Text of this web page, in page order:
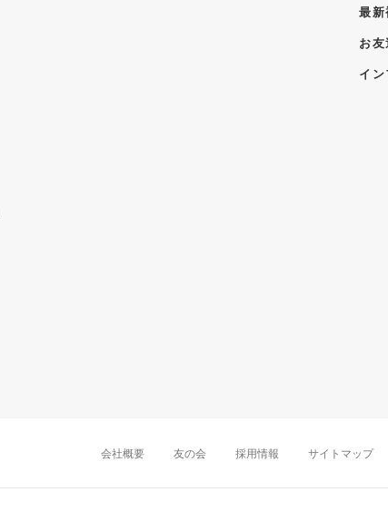
最
お
イ
八王子店
近畿
大阪難波店
京
岡山店
広島店
会社概要 友の会 採用情報 サイトマップ